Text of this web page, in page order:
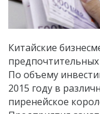
Китайские
По объему
2015 году в
пиренейское